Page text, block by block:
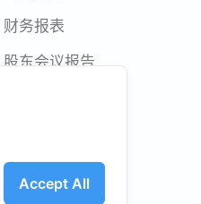
财务报表
股东会议报告
新闻中心
Accept All